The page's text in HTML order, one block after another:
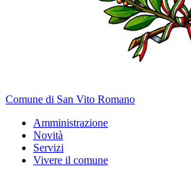
Comune di San Vito Romano
Amministrazione
Novità
Servizi
Vivere il comune